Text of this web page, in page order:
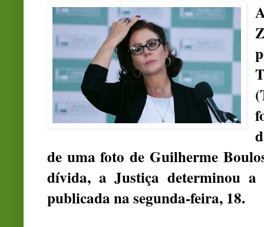
de uma foto de Guilherme
dívida, a Justiça determinou
publicada na segunda-feira, 18.